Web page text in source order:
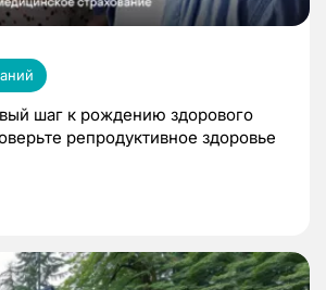
шаг к рождению здорового
репродуктивное здоровье